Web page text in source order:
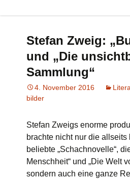
Stefan Zweig:
und „Die
Sammlung“
4. November 2016
bilder
Stefan Zweigs enorme
brachte nicht nur die allseits
beliebte „Schachnovelle“,
Menschheit“ und „Die Welt
sondern auch eine ganze